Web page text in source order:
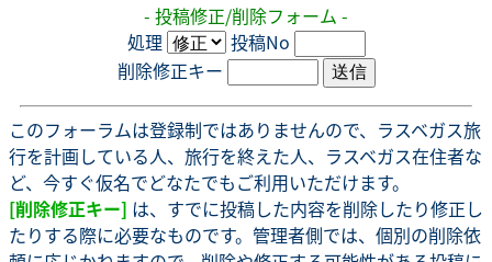
- 投稿修正/削除フォーム -
処理
投稿No
削除修正キー
このフォーラムは登録制ではありませんので、ラスベガス旅
行を計画している人、旅行を終えた人、ラスベガス在住者な
ど、今すぐ仮名でどなたでもご利用いただけます。
[削除修正キー] は、すでに投稿した内容を削除したり修正し
たりする際に必要なものです。管理者側では、個別の削除依